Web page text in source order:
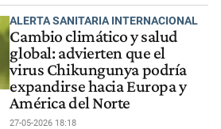
ALERTA SANITARIA INTERNACIONAL
Cambio climático y salud
global: advierten que el
virus Chikungunya podría
expandirse hacia Europa y
América del Norte
27-05-2026 18:18